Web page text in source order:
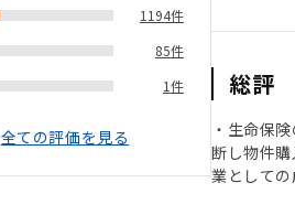
1194件
85件
1件
全ての評価を見る
総評
・生命保
断し物件
業として